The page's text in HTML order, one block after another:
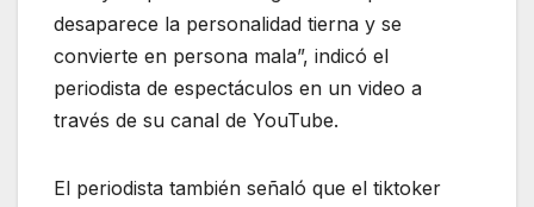
desaparece la personalidad tierna y se
convierte en persona mala”, indicó el
periodista de espectáculos en un video a
través de su canal de YouTube.
El periodista también señaló que el tiktoker